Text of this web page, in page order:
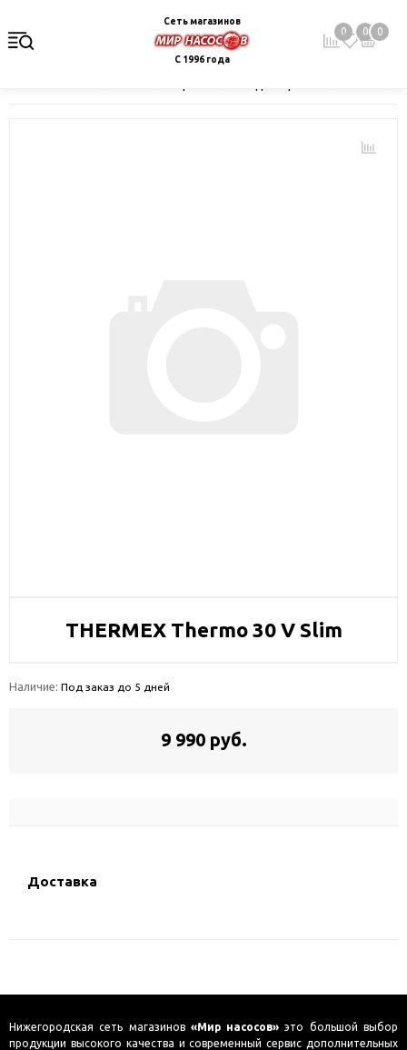
Сеть магазинов
С 1996 года
0 0 0
THERMEX Thermo 30 V Slim
Наличие: Под заказ до 5 дней
9 990 руб.
Доставка
Нижегородская сеть магазинов «Мир насосов» это большой выбор
продукции высокого качества и современный сервис дополнительных